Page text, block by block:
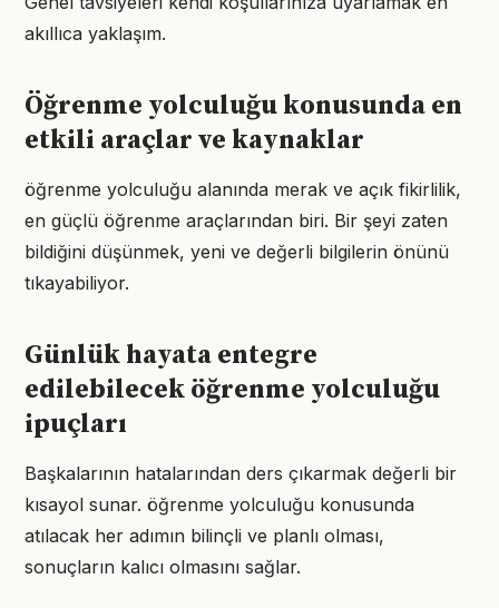
akıllıca yaklaşım.
Öğrenme yolculuğu konusunda en
etkili araçlar ve kaynaklar
öğrenme yolculuğu alanında merak ve açık fikirlilik,
en güçlü öğrenme araçlarından biri. Bir şeyi zaten
bildiğini düşünmek, yeni ve değerli bilgilerin önünü
tıkayabiliyor.
Günlük hayata entegre
edilebilecek öğrenme yolculuğu
ipuçları
Başkalarının hatalarından ders çıkarmak değerli bir
kısayol sunar. öğrenme yolculuğu konusunda
atılacak her adımın bilinçli ve planlı olması,
sonuçların kalıcı olmasını sağlar.